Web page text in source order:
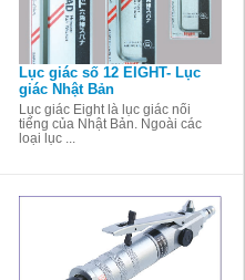
Lục giác số 12 EIGHT- Lục
giác Nhật Bản
Lục giác Eight là lục giác nổi
tiếng của Nhật Bản. Ngoài các
loại lục ...